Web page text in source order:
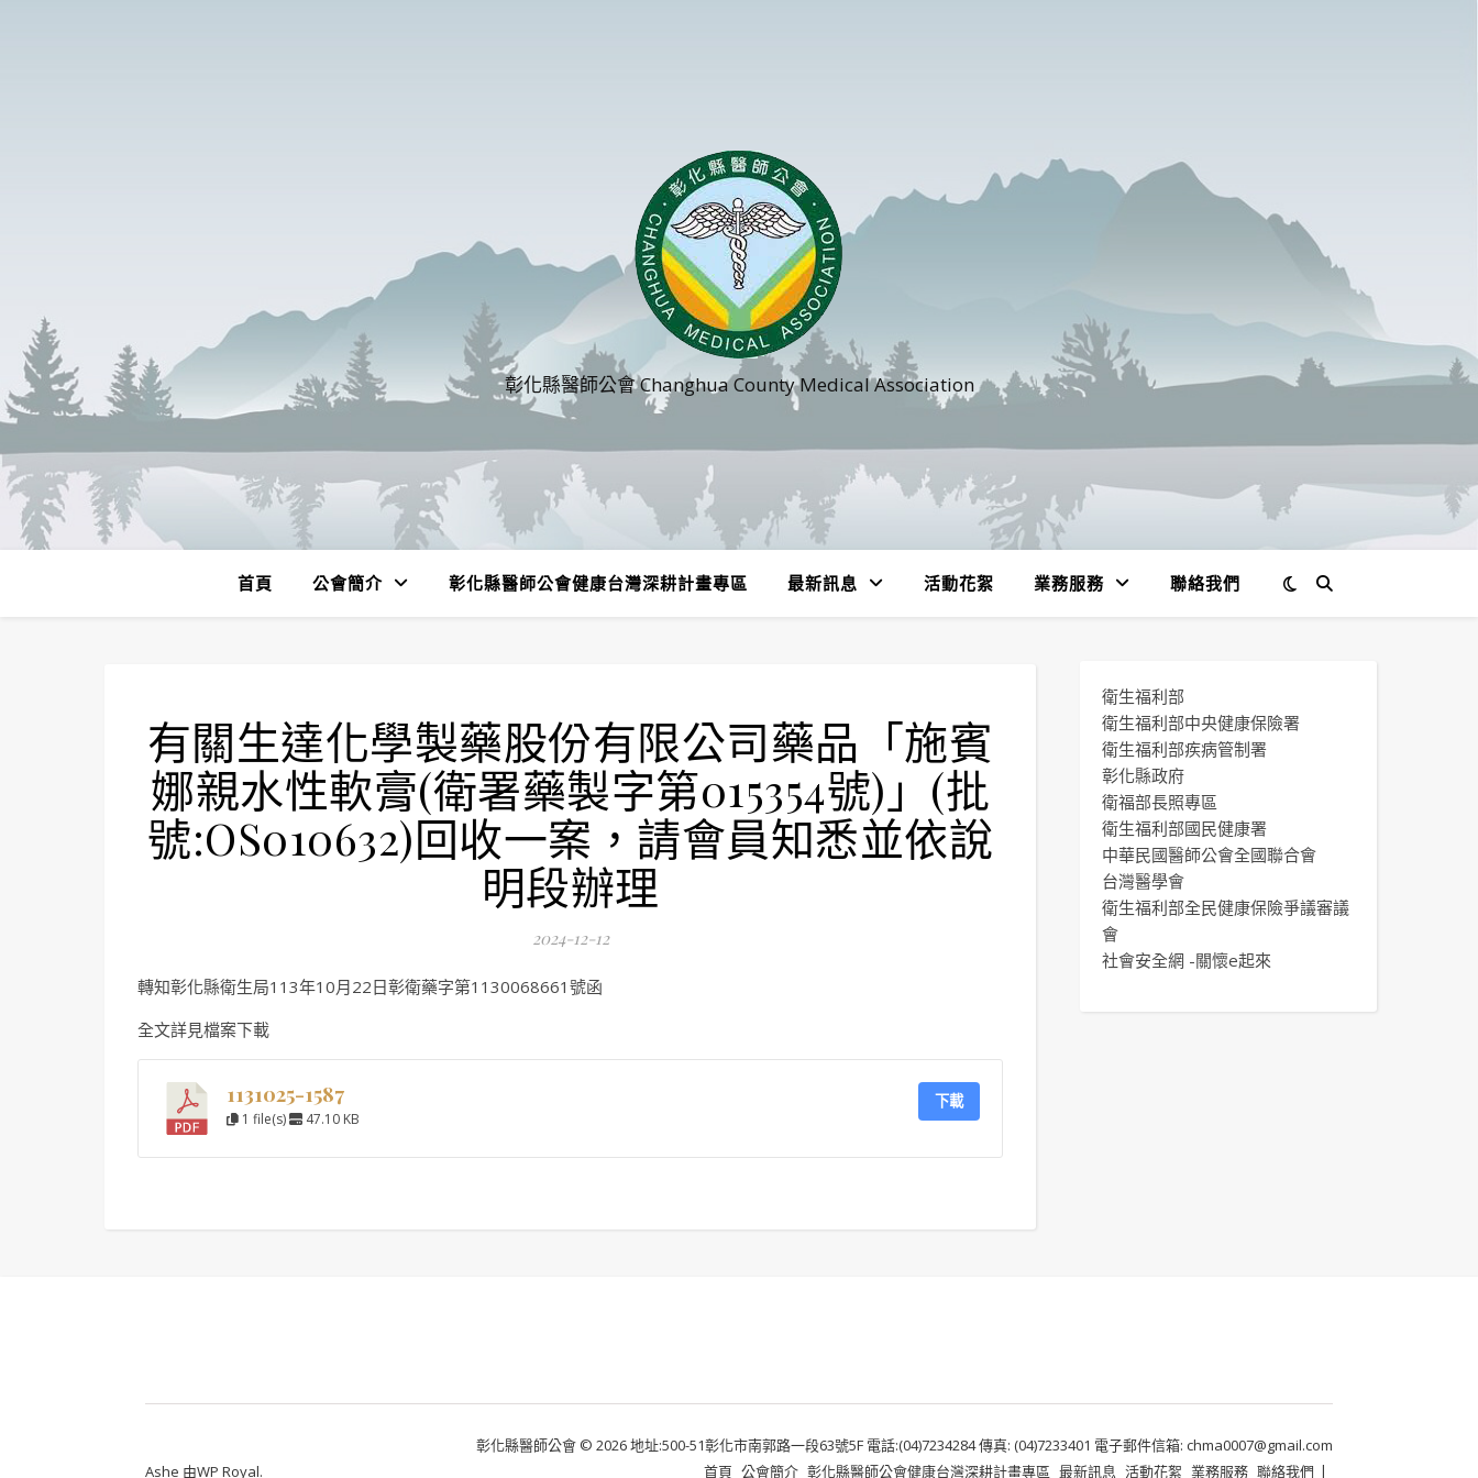
彰化縣醫師公會 Changhua County Medical Association
首頁 公會簡介 彰化縣醫師公會健康台灣深耕計畫專區 最新訊息 活動花絮 業務服務 聯絡我們
有關生達化學製藥股份有限公司藥品「施賓
娜親水性軟膏(衛署藥製字第015354號)」(批
號:OS010632)回收一案，請會員知悉並依說
明段辦理
2024-12-12
轉知彰化縣衛生局113年10月22日彰衛藥字第1130068661號函
全文詳見檔案下載
1131025-1587
1 file(s) 47.10 KB
下載
衛生福利部
衛生福利部中央健康保險署
衛生福利部疾病管制署
彰化縣政府
衛福部長照專區
衛生福利部國民健康署
中華民國醫師公會全國聯合會
台灣醫學會
衛生福利部全民健康保險爭議審議
會
社會安全網 -關懷e起來
彰化縣醫師公會 © 2026 地址:500-51彰化市南郭路一段63號5F 電話:(04)7234284 傳真: (04)7233401 電子郵件信箱: chma0007@gmail.com
首頁 公會簡介 彰化縣醫師公會健康台灣深耕計畫專區 最新訊息 活動花絮 業務服務 聯絡我們
Ashe 由WP Royal.